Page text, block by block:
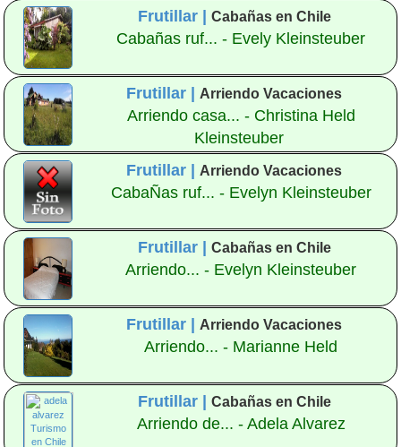
Frutillar | Cabañas en Chile
Cabañas ruf... - Evely Kleinsteuber
Frutillar |Arriendo Vacaciones
Arriendo casa... - Christina Held
Kleinsteuber
Frutillar |Arriendo Vacaciones
CabaÑas ruf... - Evelyn Kleinsteuber
Frutillar | Cabañas en Chile
Arriendo... - Evelyn Kleinsteuber
Frutillar |Arriendo Vacaciones
Arriendo... - Marianne Held
Frutillar | Cabañas en Chile
Arriendo de... - Adela Alvarez